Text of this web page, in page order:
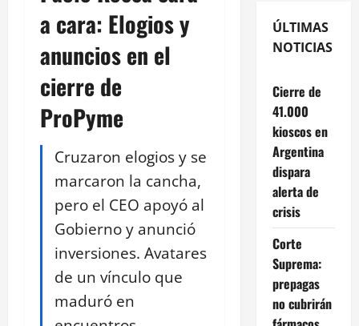
a cara: Elogios y
anuncios en el
cierre de
ProPyme
Cruzaron elogios y se
marcaron la cancha,
pero el CEO apoyó al
Gobierno y anunció
inversiones. Avatares
de un vínculo que
maduró en
ÚLTIMAS
NOTICIAS
Cierre de
41.000
kioscos en
Argentina
dispara
alerta de
crisis
Corte
Suprema:
prepagas
no cubrirán